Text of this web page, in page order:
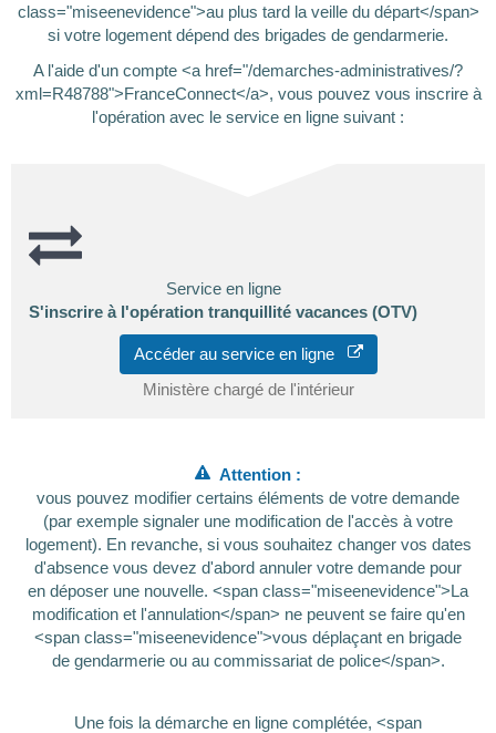
class="miseenevidence">au plus tard la veille du départ</span>
si votre logement dépend des brigades de gendarmerie.
A l'aide d'un compte <a href="/demarches-administratives/?
xml=R48788">FranceConnect</a>, vous pouvez vous inscrire à
l'opération avec le service en ligne suivant :
Service en ligne
S'inscrire à l'opération tranquillité vacances (OTV)
Accéder au service en ligne
Ministère chargé de l'intérieur
Attention :
vous pouvez modifier certains éléments de votre demande
(par exemple signaler une modification de l'accès à votre
logement). En revanche, si vous souhaitez changer vos dates
d'absence vous devez d'abord annuler votre demande pour
en déposer une nouvelle. <span class="miseenevidence">La
modification et l'annulation</span> ne peuvent se faire qu'en
<span class="miseenevidence">vous déplaçant en brigade
de gendarmerie ou au commissariat de police</span>.
Une fois la démarche en ligne complétée, <span